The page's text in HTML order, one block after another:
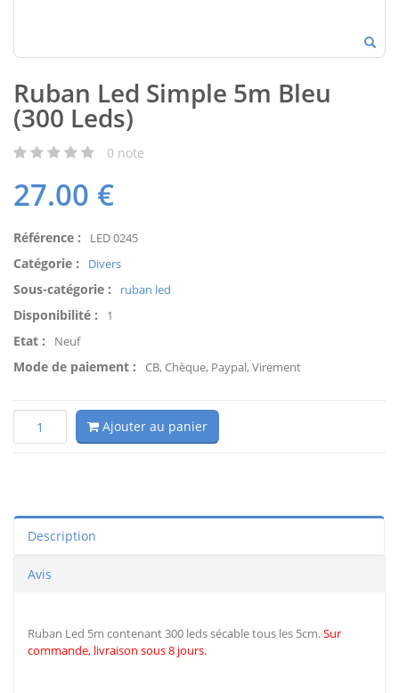
Ruban Led Simple 5m Bleu
(300 Leds)
0 note
27.00 €
Référence : LED 0245
Catégorie : Divers
Sous-catégorie : ruban led
Disponibilité : 1
Etat : Neuf
Mode de paiement : CB, Chèque, Paypal, Virement
Ajouter au panier
Description
Avis
Ruban Led 5m contenant 300 leds sécable tous les 5cm.Sur
commande, livraison sous 8 jours.